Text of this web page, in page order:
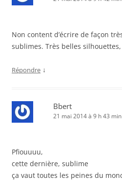
Non content d’écrire de façon
sublimes. Très belles
Répondre ↓
Bbert
21 mai 2014 à 9 h 43 min
Pfiouuuu,
cette dernière, sublime
ça vaut toutes les peines du